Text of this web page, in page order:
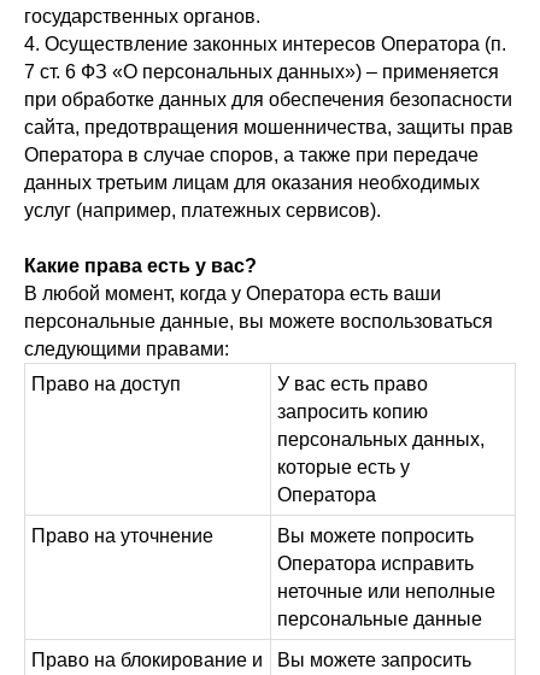
государственных органов.
4. Осуществление законных интересов Оператора (п.
7 ст. 6 ФЗ «О персональных данных») – применяется
при обработке данных для обеспечения безопасности
сайта, предотвращения мошенничества, защиты прав
Оператора в случае споров, а также при передаче
данных третьим лицам для оказания необходимых
услуг (например, платежных сервисов).
Какие права есть у вас?
В любой момент, когда у Оператора есть ваши
персональные данные, вы можете воспользоваться
следующими правами:
Право на доступ
У вас есть право
запросить копию
персональных данных,
которые есть у
Оператора
Право на уточнение
Вы можете попросить
Оператора исправить
неточные или неполные
персональные данные
Право на блокирование и
Вы можете запросить